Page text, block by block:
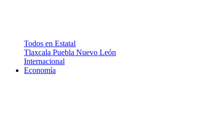
Todos en Estatal
Tlaxcala Puebla Nuevo León
Internacional
Economía